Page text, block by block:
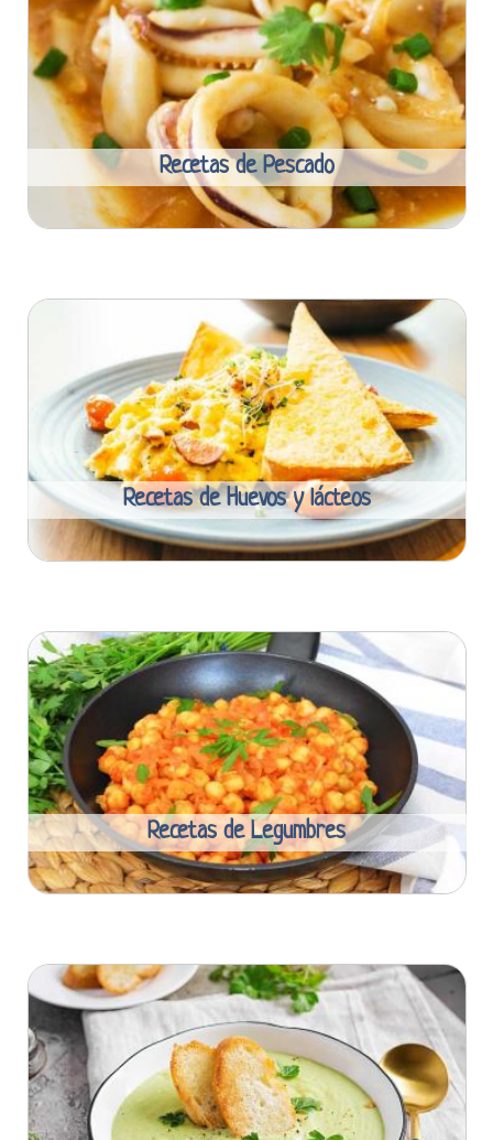
Recetas de Pescado
Recetas de Huevos y lácteos
Recetas de Legumbres